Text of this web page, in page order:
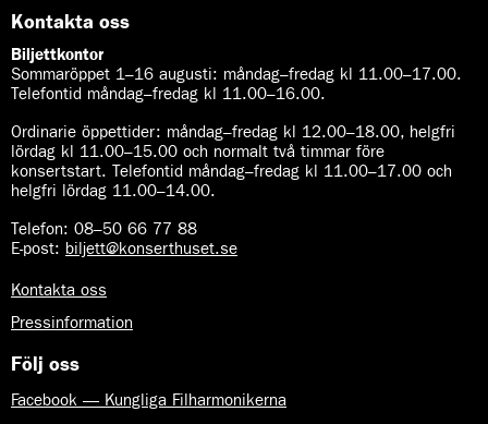
Kontakta oss
Biljettkontor
Sommaröppet 1–16 augusti: måndag–fredag kl 11.00–17.00.
Telefontid måndag–fredag kl 11.00–16.00.
Ordinarie öppettider: måndag–fredag kl 12.00–18.00, helgfri
lördag kl 11.00–15.00 och normalt två timmar före
konsertstart. Telefontid måndag–fredag kl 11.00–17.00 och
helgfri lördag 11.00–14.00.
Telefon: 08–50 66 77 88
E-post: biljett@konserthuset.se
Kontakta oss
Pressinformation
Följ oss
Facebook — Kungliga Filharmonikerna